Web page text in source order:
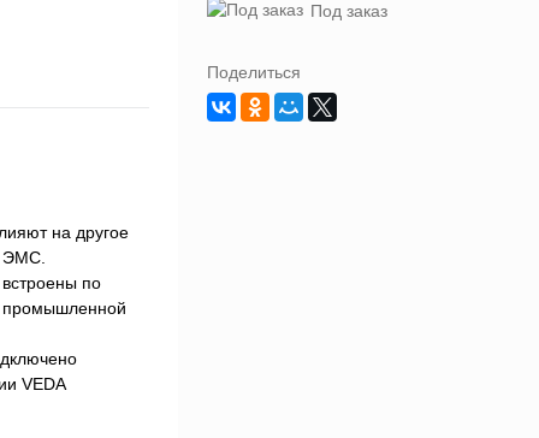
на другое
ЭМС.
по
промышленной
VEDA
Под заказ
Поделиться